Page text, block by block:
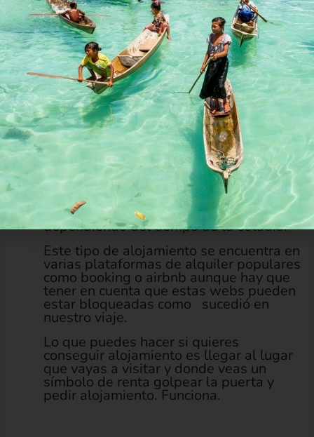
Aquí depende un poco de lo que
busques. Estas son las principales
opciones.
RENTAS: son alojamientos en casas
particulares de cubanos. Por lo general
son habitaciones con baño. Puedes tener
derecho a parte del resto de la casa:
cocina, comedor.
Hay una oferta muy grande de este tipo
de alojamiento y están señalados con un
símbolo en las puertas de las viviendas.
Los precios son baratos, de 10 CUCS en
adelante. También se puede negociar
dependiendo del tiempo de la estadía.
Este tipo de alojamiento se encuentra en
varias plataformas de alquiler populares
como booking o airbnb aunque hay que
tener en cuenta que estas webs pueden
estar bloqueadas como sucedió en
nuestro viaje.
Lo que puedes hacer si quieres
conseguir alojamiento es llegar al lugar
que vayas a visitar y donde veas un
símbolo de renta golpear la puerta y
pedir alojamiento. Funciona.